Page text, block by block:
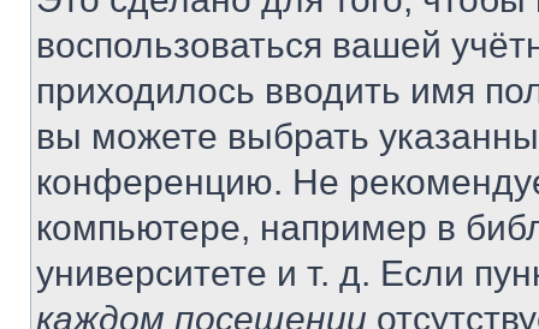
воспользоваться вашей
приходилось вводить имя
вы можете выбрать
конференцию. Не
компьютере, например в
университете и т. д. Если
каждом посещении